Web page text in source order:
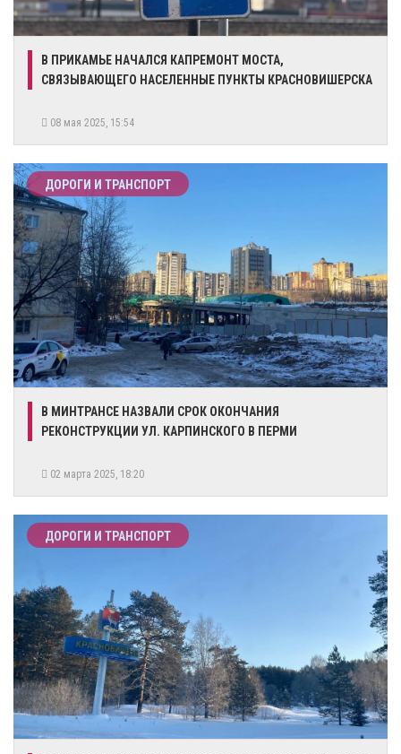
В ПРИКАМЬЕ НАЧАЛСЯ КАПРЕМОНТ МОСТА,
СВЯЗЫВАЮЩЕГО НАСЕЛЕННЫЕ ПУНКТЫ КРАСНОВИШЕРСКА
08 мая 2025, 15:54
ДОРОГИ И ТРАНСПОРТ
В МИНТРАНСЕ НАЗВАЛИ СРОК ОКОНЧАНИЯ
РЕКОНСТРУКЦИИ УЛ. КАРПИНСКОГО В ПЕРМИ
02 марта 2025, 18:20
ДОРОГИ И ТРАНСПОРТ